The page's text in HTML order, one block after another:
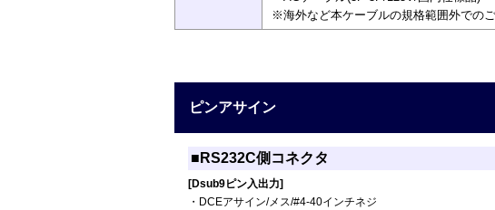
※海外など本ケーブルの規格範囲外での
ピンアサイン
■RS232C側コネクタ
[Dsub9ピン入出力]
・DCEアサイン/メス/#4-40インチネジ